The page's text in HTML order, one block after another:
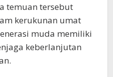
temuan tersebut
kerukunan umat
muda memiliki
keberlanjutan